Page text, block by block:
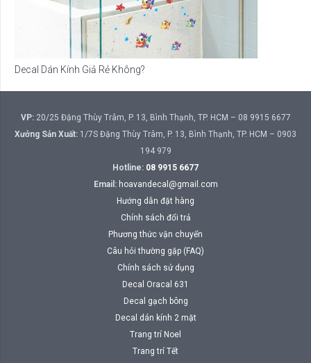
Decal Dán Kính Giả Rẻ Không?
VP:20/25 Đặng Thùy Trâm, P. 13, Bình Thạnh, TP. HCM – 08 9915 6677
Xưởng Sản Xuất: 1/7S Đặng Thùy Trâm, P. 13, Bình Thạnh, TP. HCM – 0903
194 979
Hotline: 08 9915 6677
Email: hoavandecal@gmail.com
Hướng dẫn đặt hàng
Chính sách đổi trả
Phương thức vận chuyển
Câu hỏi thường gặp (FAQ)
Chính sách sử dụng
Decal Oracal 631
Decal gạch bông
Decal dán kính 2 mặt
Trang trí Noel
Trang trí Tết